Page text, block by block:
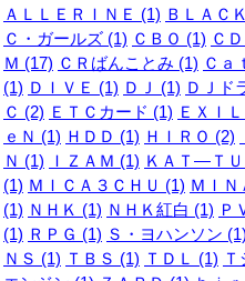
ＡＬＬＥＲＩＮＥ (1) ＢＬＡＣ
Ｃ・ガールズ (1) ＣＢＯ (1) Ｃ
Ｍ (17) ＣＲばんことみ (1) Ｃａ
(1) ＤＩＶＥ (1) ＤＪ (1) ＤＪド
Ｃ (2) ＥＴＣカード (1) ＥＸＩ
ｅＮ (1) ＨＤＤ (1) ＨＩＲＯ (2)
Ｎ (1)
ＩＺＡＭ (1) ＫＡＴ―Ｔ
(1) ＭＩＣＡ３ＣＨＵ (1) ＭＩＮ
(1) ＮＨＫ (1) ＮＨＫ紅白 (1) Ｐ
(1) ＲＰＧ (1) Ｓ・ヨハンソン
ＮＳ (1) ＴＢＳ (1) ＴＤＬ (1)